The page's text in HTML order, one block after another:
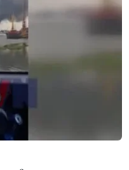
sử dụng
cáo